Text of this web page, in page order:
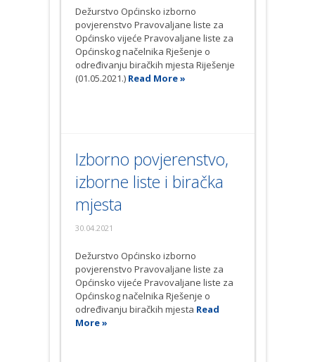
Dežurstvo Općinsko izborno
povjerenstvo Pravovaljane liste za
Općinsko vijeće Pravovaljane liste za
Općinskog načelnika Rješenje o
određivanju biračkih mjesta Riješenje
(01.05.2021.) Read More »
Izborno povjerenstvo,
izborne liste i biračka
mjesta
30.04.2021
Dežurstvo Općinsko izborno
povjerenstvo Pravovaljane liste za
Općinsko vijeće Pravovaljane liste za
Općinskog načelnika Rješenje o
određivanju biračkih mjesta Read
More »